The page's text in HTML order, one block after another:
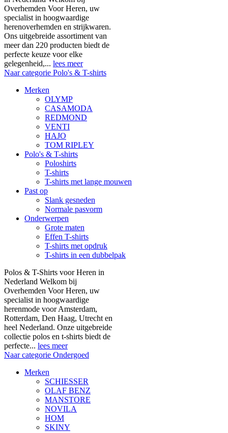
Overhemden Voor Heren, uw
specialist in hoogwaardige
herenoverhemden en strijkwaren.
Ons uitgebreide assortiment van
meer dan 220 producten biedt de
perfecte keuze voor elke
gelegenheid,... lees meer
Naar categorie Polo's & T-shirts
Merken
OLYMP
CASAMODA
REDMOND
VENTI
HAJO
TOM RIPLEY
Polo's & T-shirts
Poloshirts
T-shirts
T-shirts met lange mouwen
Past op
Slank gesneden
Normale pasvorm
Onderwerpen
Grote maten
Effen T-shirts
T-shirts met opdruk
T-shirts in een dubbelpak
Polos & T-Shirts voor Heren in
Nederland Welkom bij
Overhemden Voor Heren, uw
specialist in hoogwaardige
herenmode voor Amsterdam,
Rotterdam, Den Haag, Utrecht en
heel Nederland. Onze uitgebreide
collectie polos en t-shirts biedt de
perfecte... lees meer
Naar categorie Ondergoed
Merken
SCHIESSER
OLAF BENZ
MANSTORE
NOVILA
HOM
SKINY